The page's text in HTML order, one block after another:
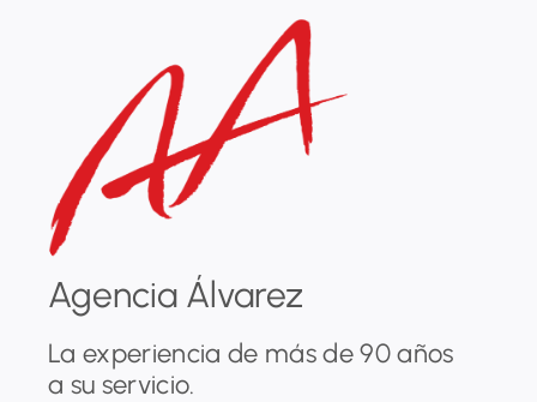
Agencia Álvarez
La experiencia de más de 90 años
a su servicio.